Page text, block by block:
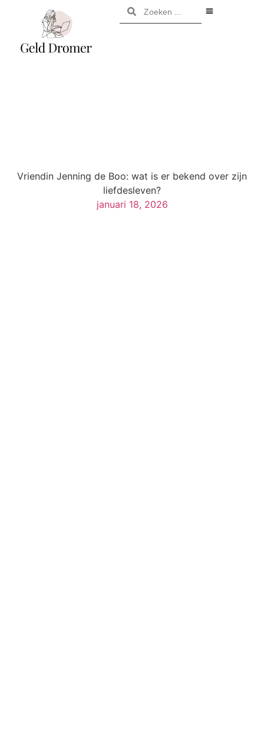
Vriendin Jenning de Boo: wat is er bekend over zijn
liefdesleven?
januari 18, 2026